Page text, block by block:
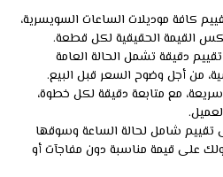
كافة موديلات الساعات السويسرية،
القيمة الحقيقية لكل قطعة.
دقيقة تشمل الحالة العامة
من أجل وضوح السعر قبل البيع.
مع متابعة دقيقة لكل خطوة،
تقييم شامل لحالة الساعة وسوقها
على قيمة مناسبة دون مفاجآت أو